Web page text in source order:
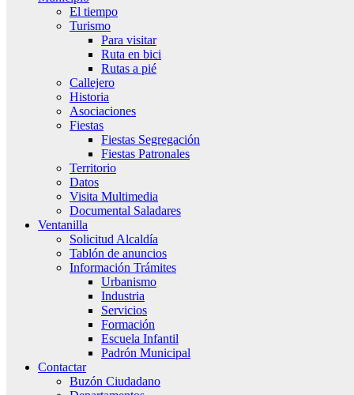
El tiempo
Turismo
Para visitar
Ruta en bici
Rutas a pié
Callejero
Historia
Asociaciones
Fiestas
Fiestas Segregación
Fiestas Patronales
Territorio
Datos
Visita Multimedia
Documental Saladares
Ventanilla
Solicitud Alcaldía
Tablón de anuncios
Información Trámites
Urbanismo
Industria
Servicios
Formación
Escuela Infantil
Padrón Municipal
Contactar
Buzón Ciudadano